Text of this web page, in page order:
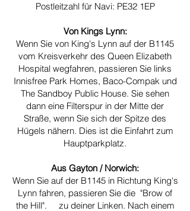
Postleitzahl für Navi: PE32 1EP
Von Kings Lynn:
Wenn Sie von King's Lynn auf der B1145
vom Kreisverkehr des Queen Elizabeth
Hospital wegfahren, passieren Sie links
Innisfree Park Homes, Baco-Compak und
The Sandboy Public House. Sie sehen
dann eine Filterspur in der Mitte der
Straße, wenn Sie sich der Spitze des
Hügels nähern. Dies ist die Einfahrt zum
Hauptparkplatz.
Aus Gayton / Norwich:
Wenn Sie auf der B1145 in Richtung King's
Lynn fahren, passieren Sie die "Brow of
the Hill".
zu deinerLinken. Nach einem